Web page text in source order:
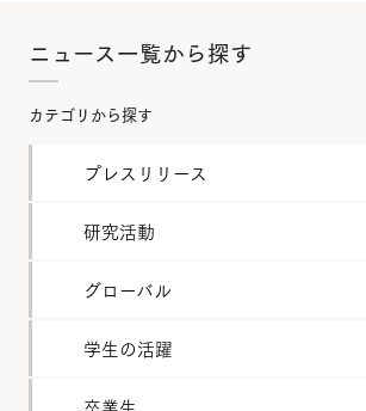
ニュース一覧から探す
カテゴリから探す
プレスリリース
研究活動
グローバル
学生の活躍